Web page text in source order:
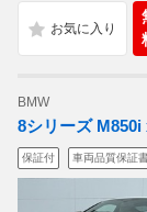
BMW
8シリーズ
保証付 車両品質保証